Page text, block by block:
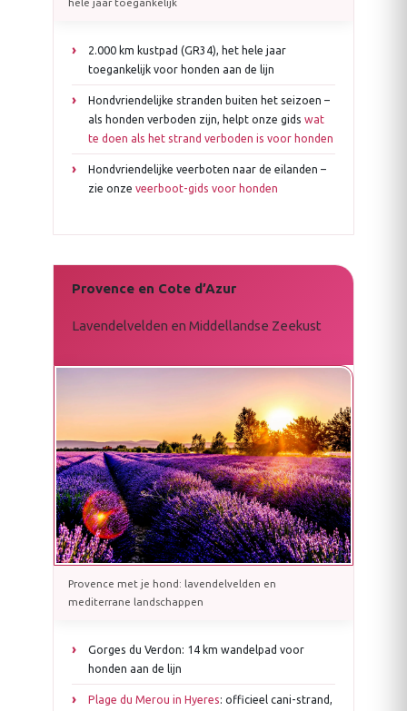
2.000 km kustpad (GR34), het hele jaar
toegankelijk voor honden aan de lijn
Hondvriendelijke stranden buiten het seizoen –
als honden verboden zijn, helpt onze gids wat
te doen als het strand verboden is voor honden
Hondvriendelijke veerboten naar de eilanden –
zie onze veerboot-gids voor honden
Provence en Cote d’Azur
Lavendelvelden en Middellandse Zeekust
Provence met je hond: lavendelvelden en
mediterrane landschappen
Gorges du Verdon: 14 km wandelpad voor
honden aan de lijn
Plage du Merou in Hyeres: officieel cani-strand,